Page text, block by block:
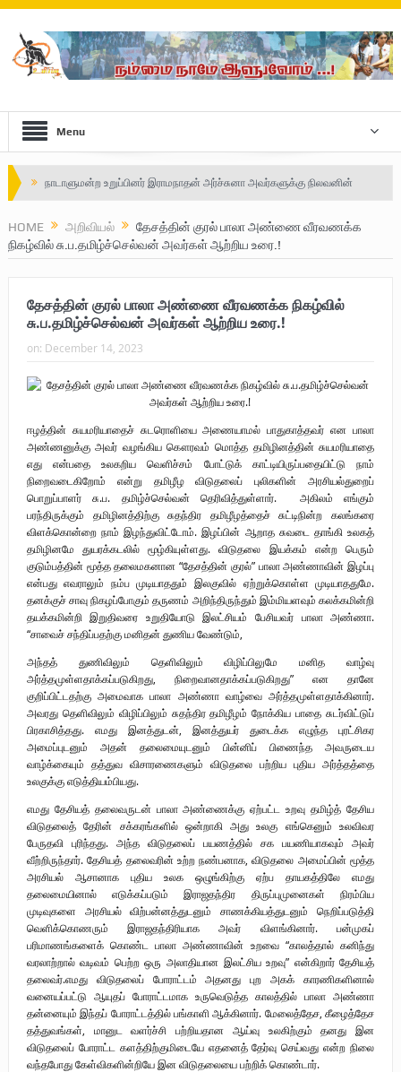
Menu
Safe Zone: Killing Fields – Nilavan
விடுதலைப் பெருமூச்சு : பிரிகேடியர் தீபன்
வரலாற்று ஆவணங்களின் வெளியீட்டு
முள்ளிவாய்க்கால்: செங்குருதி படிந்த வரலாற்றுச் சுவடு
முள்ளிவாய்க்கால்: துரோகத்தின் சாட்சியம்
வணக்க நிகழ்வும் ‘விடுதலைச் சிற்பி’ நூல் மற்றும் ‘ஜவான் – திடம் குன்றா
தீக்குரல்’ இசைப்பேழை வெளியீடும்.
உரிமைப் போராட்டம் _
நாடாளுமன்ற உறுப்பினர் இராமநாதன் அர்ச்சுனா அவர்களுக்கு நிலவனின்
திறந்த மடல்!
HOME அறிவியல்
தேசத்தின் குரல் பாலா அண்ணை வீரவணக்க
நிகழ்வில் சு.ப.தமிழ்ச்செல்வன் அவர்கள் ஆற்றிய உரை.!
தேசத்தின் குரல் பாலா அண்ணை வீரவணக்க நிகழ்வில்
சு.ப.தமிழ்ச்செல்வன் அவர்கள் ஆற்றிய உரை.!
on: December 14, 2023
ஈழத்தின் சுயமரியாதைச் சுடரொளியை அணையாமல் பாதுகாத்தவர் என பாலா
அண்ணனுக்கு அவர் வழங்கிய கௌரவம் மொத்த தமிழினத்தின் சுயமரியாதை
எது என்பதை உலகறிய வெளிச்சம் போட்டுக் காட்டியிருப்பதையிட்டு நாம்
நிறைவடைகிறோம் என்று தமிழீழ விடுதலைப் புலிகளின் அரசியல்துறைப்
பொறுப்பாளர் சு.ப. தமிழ்ச்செல்வன் தெரிவித்துள்ளார். அகிலம் எங்கும்
பரந்திருக்கும் தமிழினத்திற்கு சுதந்திர தமிழீழத்தைச் சுட்டிநின்ற கலங்கரை
விளக்கொன்றை நாம் இழந்துவிட்டோம். இழப்பின் ஆறாத சுவடை தாங்கி உலகத்
தமிழினமே துயரக்கடலில் மூழ்கியுள்ளது. விடுதலை இயக்கம் என்ற பெரும்
குடும்பத்தின் மூத்த தலைமகனான “தேசத்தின் குரல்” பாலா அண்ணாவின் இழப்பு
என்பது எவராலும் நம்ப முடியாததும் இலகுவில் ஏற்றுக்கொள்ள முடியாததுமே.
தனக்குச் சாவு நிகழப்போகும் தருணம் அறிந்திருந்தும் இம்மியளவும் கலக்கமின்றி
தயக்கமின்றி இறுதிவரை உறுதியோடு இலட்சியம் பேசியவர் பாலா அண்ணா.
“சாவைச் சந்திப்பதற்கு மனிதன் துணிய வேண்டும்,
அந்தத் துணிவிலும் தெளிவிலும் விழிப்பிலுமே மனித வாழ்வு
அர்த்தமுள்ளதாக்கப்படுகிறது, நிறைவானதாக்கப்படுகிறது” என தானே
குறிப்பிட்டதற்கு அமைவாக பாலா அண்ணா வாழ்வை அர்த்தமுள்ளதாக்கினார்.
அவரது தெளிவிலும் விழிப்பிலும் சுதந்திர தமிழீழம் நோக்கிய பாதை சுடர்விட்டுப்
பிரகாசித்தது. எமது இனத்துடன், இனத்துயர் துடைக்க எழுந்த புரட்சிகர
அமைப்புடனும் அதன் தலைமையுடனும் பின்னிப் பிணைந்த அவருடைய
வாழ்க்கையும் தத்துவ விசாரணைகளும் விடுதலை பற்றிய புதிய அர்த்தத்தை
உலகுக்கு எடுத்தியம்பியது.
எமது தேசியத் தலைவருடன் பாலா அண்ணைக்கு ஏற்பட்ட உறவு தமிழ்த் தேசிய
விடுதலைத் தேரின் சக்கரங்களில் ஒன்றாகி அது உலகு எங்கெனும் உலவிவர
பேருதவி புரிந்தது. அந்த விடுதலைப் பயணத்தில் சக பயணியாகவும் அவர்
வீற்றிருந்தார். தேசியத் தலைவரின் உற்ற நண்பனாக, விடுதலை அமைப்பின் மூத்த
அரசியல் ஆசானாக புதிய உலக ஒழுங்கிற்கு ஏற்ப தாயகத்திலே எமது
தலைமையினால் எடுக்கப்படும் இராஜதந்திர திருப்புமுனைகள் நிரம்பிய
முடிவுகளை அரசியல் விற்பன்னத்துடனும் சாணக்கியத்துடனும் நெறிப்படுத்தி
வெளிக்கொணரும் இராஜதந்திரியாக அவர் விளங்கினார். பன்முகப்
பரிமாணங்களைக் கொண்ட பாலா அண்ணாவின் உறவை “காலத்தால் கனிந்து
வரலாற்றால் வடிவம் பெற்ற ஒரு அலாதியான இலட்சிய உறவு” என்கிறார் தேசியத்
தலைவர்.எமது விடுதலைப் போராட்டம் அதனது புற அகக் காரணிகளினால்
வனையப்பட்டு ஆயுதப் போராட்டமாக உருவெடுத்த காலத்தில் பாலா அண்ணா
தன்னையும் இந்தப் போராட்டத்தில் பங்காளி ஆக்கினார். மேலைத்தேச, கீழைத்தேச
தத்துவங்கள், மானுட வளர்ச்சி பற்றியதான ஆய்வு உலகிற்கும் தனது இன
விடுதலைப் போராட்ட களத்திற்குமிடையே எதனைத் தேர்வு செய்வது என்ற நிலை
வந்தபோது கேள்விகளின்றியே இன விடுதலையை பற்றிக் கொண்டார்.